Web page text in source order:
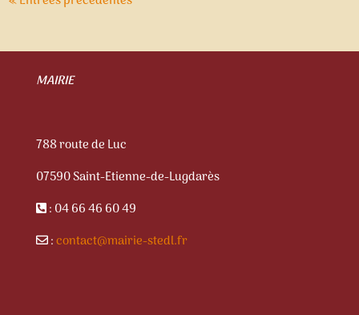
MAIRIE
788 route de Luc
07590 Saint-Etienne-de-Lugdarès
: 04 66 46 60 49
:contact@mairie-stedl.fr